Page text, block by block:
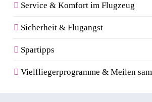
Service & Komfort im Flugzeug
Sicherheit & Flugangst
Spartipps
Vielfliegerprogramme & Meilen